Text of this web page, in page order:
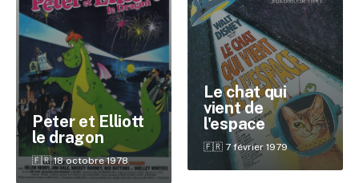
Peter et Elliott
le dragon
🇫🇷 18 octobre 1978
Le chat qui
vient de
l'espace
🇫🇷 7 février 1979